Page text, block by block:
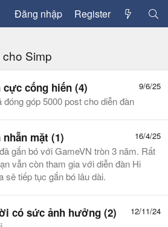
Đăng nhập Register
Simp
9/6/25
cống hiến (4)
góp 5000 post cho diễn đàn
16/4/25
mặt (1)
gắn bó với GameVN tròn 3 năm. Rất
vẫn còn tham gia với diễn đàn Hi
sẽ tiếp tục gắn bó lâu dài.
12/11/24
có sức ảnh hưởng (2)